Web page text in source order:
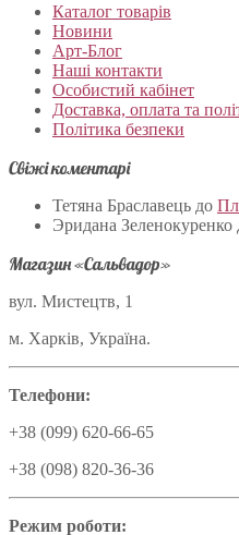
Каталог товарів
Новини
Арт-Блог
Наші контакти
Особистий кабінет
Доставка, оплата та
Політика безпеки
Свіжі коментарі
Тетяна Браславець до
Эридана Зеленокуренко
Магазин «Сальвадор»
вул. Мистецтв, 1
м. Харків, Україна.
Телефони:
+38 (099) 620-66-65
+38 (098) 820-36-36
Режим роботи: